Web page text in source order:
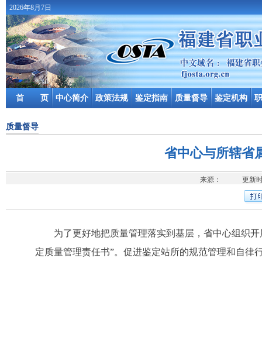
2026年8月7日
首 页 中心简介 政策法规 鉴定指南 质量督导 鉴定机构
质量督导
省中心与所辖省
来源： 更新时
为了更好地把质量管理落实到基层，省中心组织开
定质量管理责任书”。促进鉴定站所的规范管理和自律